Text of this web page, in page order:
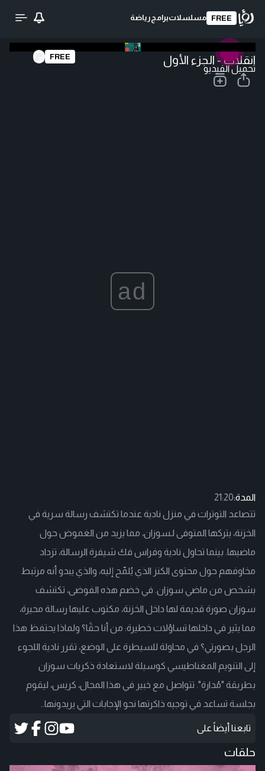
FREE مسلسلاتبرامج رياضة
تحميل الفيديو
FREE انقلاب - الجزء الأول
ad
المدة:21:20
تتصاعد التوترات في منزل نادية عندما تكتشف رسالة سرية في
الخزنة، يتركها المتوفى لـسوزان، مما يزيد من الغموض حول
ماضيها. بينما تحاول نادية وفراس فك شيفرة الرسالة، تزداد
مخاوفهم حول محتوى الكنز الذي يُلمّح إليه، والذي يبدو أنه مرتبط
بشخص من ماضي سوزان. في خضم هذه الفوضى، تكتشف
سوزان صورة قديمة لها داخل الخزنة، مكتوب عليها رسالة محيرة،
مما يثير في داخلها تساؤلات خطيرة: من أنا حقًا؟ ولماذا يحتفظ هذا
الرجل بصورتي؟ في محاولة للسيطرة على الوضع، تقرر نادية اللجوء
إلى التنويم المغناطيسي كوسيلة لاستعادة ذكريات سوزان
بطريقة "مُدارة". تتواصل مع خبير في هذا المجال، كريس، ليقوم
بجلسة تساعد في توجيه ذاكرتها نحو الإجابات التي يريدونها..
تابعنا أيضاً على
حلقات